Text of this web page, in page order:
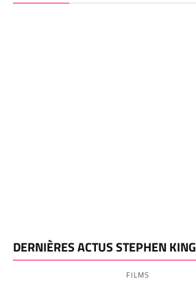
DERNIÈRES ACTUS STEPHEN KING
FILMS